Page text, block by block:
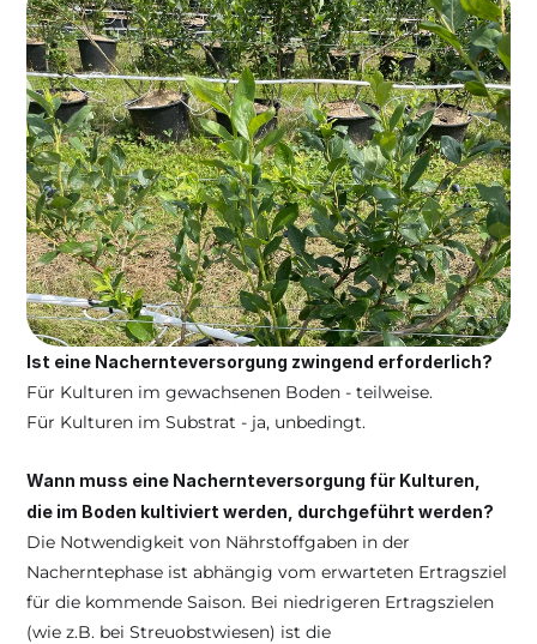
Ist eine Nachernteversorgung zwingend erforderlich?
Für Kulturen im gewachsenen Boden - teilweise.
Für Kulturen im Substrat - ja, unbedingt.
Wann muss eine Nachernteversorgung für Kulturen,
die im Boden kultiviert werden, durchgeführt werden?
Die Notwendigkeit von Nährstoffgaben in der
Nacherntephase ist abhängig vom erwarteten Ertragsziel
für die kommende Saison. Bei niedrigeren Ertragszielen
(wie z.B. bei Streuobstwiesen) ist die